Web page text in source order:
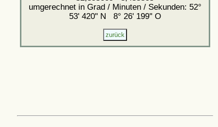
umgerechnet in Grad / Minuten / Sekunden: 52°
53' 420'' N 8° 26' 199'' O